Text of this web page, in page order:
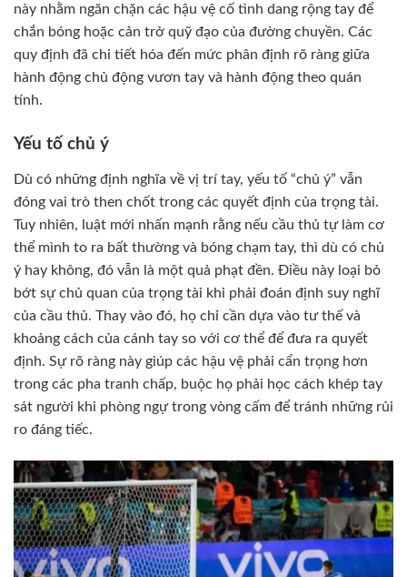
này nhằm ngăn chặn các hậu vệ cố tình dang rộng tay để
chắn bóng hoặc cản trở quỹ đạo của đường chuyền. Các
quy định đã chi tiết hóa đến mức phân định rõ ràng giữa
hành động chủ động vươn tay và hành động theo quán
tính.
Yếu tố chủ ý
Dù có những định nghĩa về vị trí tay, yếu tố “chủ ý” vẫn
đóng vai trò then chốt trong các quyết định của trọng tài.
Tuy nhiên, luật mới nhấn mạnh rằng nếu cầu thủ tự làm cơ
thể mình to ra bất thường và bóng chạm tay, thì dù có chủ
ý hay không, đó vẫn là một quả phạt đền. Điều này loại bỏ
bớt sự chủ quan của trọng tài khi phải đoán định suy nghĩ
của cầu thủ. Thay vào đó, họ chỉ cần dựa vào tư thế và
khoảng cách của cánh tay so với cơ thể để đưa ra quyết
định. Sự rõ ràng này giúp các hậu vệ phải cẩn trọng hơn
trong các pha tranh chấp, buộc họ phải học cách khép tay
sát người khi phòng ngự trong vòng cấm để tránh những rủi
ro đáng tiếc.